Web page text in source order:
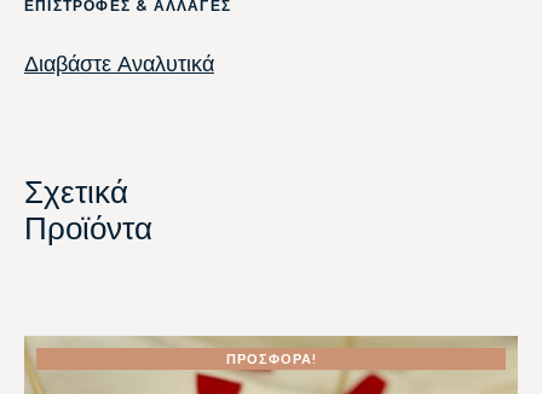
ΕΠΙΣΤΡΟΦΕΣ & ΑΛΛΑΓΕΣ
Διαβάστε Αναλυτικά
Σχετικά
Προϊόντα
ΠΡΟΣΦΟΡΆ!